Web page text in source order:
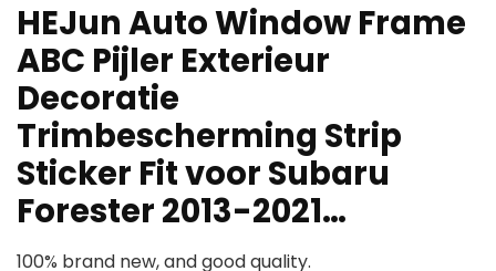
HEJun Auto Window Frame
ABC Pijler Exterieur
Decoratie
Trimbescherming Strip
Sticker Fit voor Subaru
Forester 2013-2021…
100% brand new, and good quality.